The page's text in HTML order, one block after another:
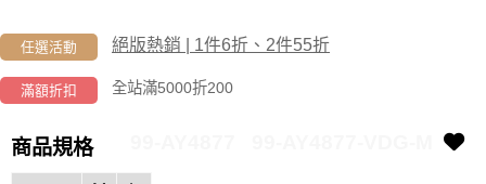
任選活動 絕版熱銷 | 1件6折、2件55折
滿額折扣 全站滿5000折200
商品規格